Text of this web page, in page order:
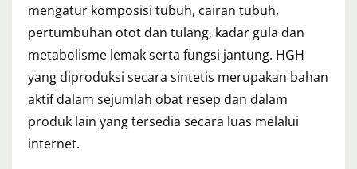
mengatur komposisi tubuh, cairan tubuh,
pertumbuhan otot dan tulang, kadar gula dan
metabolisme lemak serta fungsi jantung. HGH
yang diproduksi secara sintetis merupakan bahan
aktif dalam sejumlah obat resep dan dalam
produk lain yang tersedia secara luas melalui
internet.